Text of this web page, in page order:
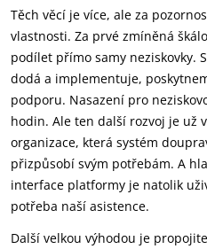
Těch věcí je více, ale za
vlastnosti. Za prvé zmíněná
podílet přímo samy neziskovky.
dodá a implementuje,
podporu. Nasazení pro
hodin. Ale ten další rozvoj je už
organizace, která systém
přizpůsobí svým potřebám. A
interface platformy je natolik
potřeba naší asistence.
Další velkou výhodou je